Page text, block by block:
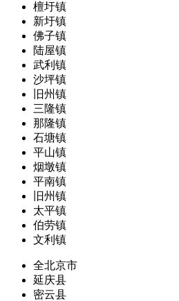
檀圩镇
新圩镇
佛子镇
陆屋镇
武利镇
沙坪镇
旧州镇
三隆镇
那隆镇
石塘镇
平山镇
烟墩镇
平南镇
旧州镇
太平镇
伯劳镇
文利镇
全北京市
延庆县
密云县